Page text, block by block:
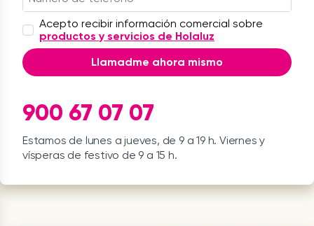
Acepto recibir información comercial sobre
productos y servicios de Holaluz
Llamadme ahora mismo
900 67 07 07
Estamos de lunes a jueves, de 9 a 19 h. Viernes y
vísperas de festivo de 9 a 15 h.